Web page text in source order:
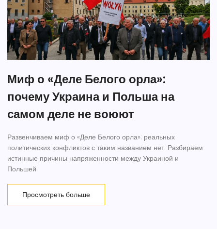
Миф о «Деле Белого орла»:
почему Украина и Польша на
самом деле не воюют
Развенчиваем миф о «Деле Белого орла»: реальных
политических конфликтов с таким названием нет. Разбираем
истинные причины напряженности между Украиной и
Польшей.
Просмотреть больше